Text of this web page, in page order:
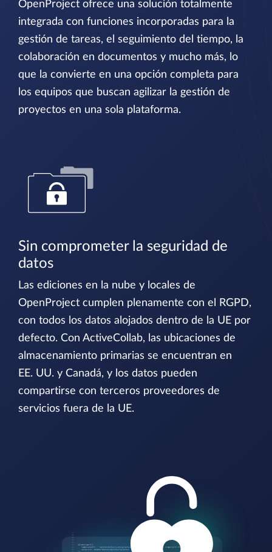
OpenProject ofrece una solución totalmente
integrada con funciones incorporadas para la
gestión de tareas, el seguimiento del tiempo, la
colaboración en documentos y mucho más, lo
que la convierte en una opción completa para
los equipos que buscan agilizar la gestión de
proyectos en una sola plataforma.
Sin comprometer la seguridad de
datos
Las ediciones en la nube y locales de
OpenProject cumplen plenamente con el RGPD,
con todos los datos alojados dentro de la UE por
defecto. Con ActiveCollab, las ubicaciones de
almacenamiento primarias se encuentran en
EE. UU. y Canadá, y los datos pueden
compartirse con terceros proveedores de
servicios fuera de la UE.